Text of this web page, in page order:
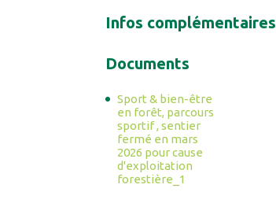
Infos complémentaires
Documents
Sport & bien-être
en forêt, parcours
sportif , sentier
fermé en mars
2026 pour cause
d'exploitation
forestière_1